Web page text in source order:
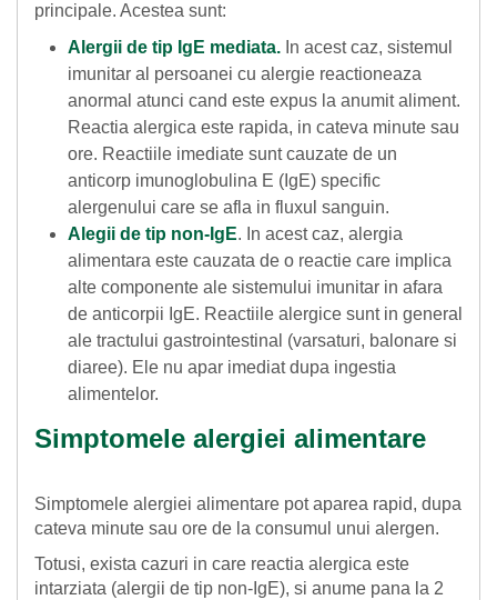
principale. Acestea sunt:
Alergii de tip IgE mediata. In acest caz, sistemul
imunitar al persoanei cu alergie reactioneaza
anormal atunci cand este expus la anumit aliment.
Reactia alergica este rapida, in cateva minute sau
ore. Reactiile imediate sunt cauzate de un
anticorp imunoglobulina E (IgE) specific
alergenului care se afla in fluxul sanguin.
Alegii de tip non-IgE. In acest caz, alergia
alimentara este cauzata de o reactie care implica
alte componente ale sistemului imunitar in afara
de anticorpii IgE. Reactiile alergice sunt in general
ale tractului gastrointestinal (varsaturi, balonare si
diaree). Ele nu apar imediat dupa ingestia
alimentelor.
Simptomele alergiei alimentare
Simptomele alergiei alimentare pot aparea rapid, dupa
cateva minute sau ore de la consumul unui alergen.
Totusi, exista cazuri in care reactia alergica este
intarziata (alergii de tip non-IgE), si anume pana la 2